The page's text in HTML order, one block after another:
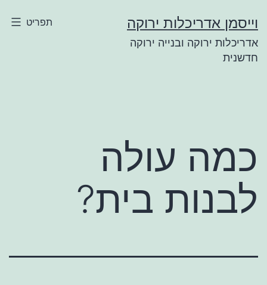
לתוכן
וייסמן אדריכלות ירוקה
אדריכלות ירוקה ובנייה ירוקה
חדשנית
תפריט
כמה עולה
לבנות בית?